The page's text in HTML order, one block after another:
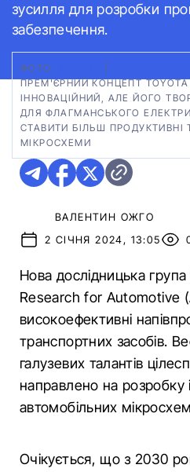
зусилля для розробки
забезпечення.
ФОТО:
ПРЕМ'ЄРНИЙ КОНЦЕПТ
ІННОВАЦІЙНИЙ, АЛЕ ЙОГО
ДЛЯ ФЛАГМАНСЬКОГО
СТАВИТИ БІЛЬШ ПРОДУКТИВНІ
МІКРОСХЕМИ
ВАЛЕНТИН ОЖГО
2 СІЧНЯ 2024, 13:05
Нова дослідницька
Research for Automotive
високоефективні
транспортних засобів.
галузевих талантів
направлено на розробку
автомобільних
Очікується, що з 2030